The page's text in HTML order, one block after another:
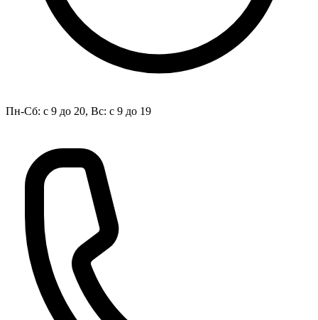
Пн-Сб: с 9 до 20, Вс: с 9 до 19